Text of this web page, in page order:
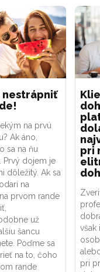
nestrápniť
na prvú
Ak áno,
sa na ňu
Prvý dojem je
dôležitý. Ak sa
na
prvom rande
už
šancu
Poďme sa
na to, čoho
rande
pri
však
pri